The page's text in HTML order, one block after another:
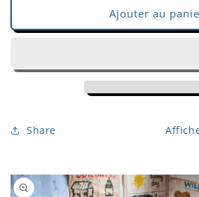
250
tasses
250
tasses
Ajouter au
Share
Passer aux
informations